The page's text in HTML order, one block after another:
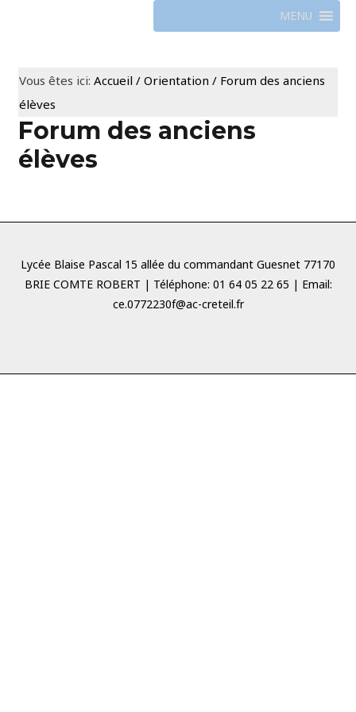
MENU
Vous êtes ici:Accueil /Orientation / Forum des anciens
élèves
Forum des anciens
élèves
Lycée Blaise Pascal 15 allée du commandant Guesnet 77170
BRIE COMTE ROBERT | Téléphone: 01 64 05 22 65 | Email:
ce.0772230f@ac-creteil.fr